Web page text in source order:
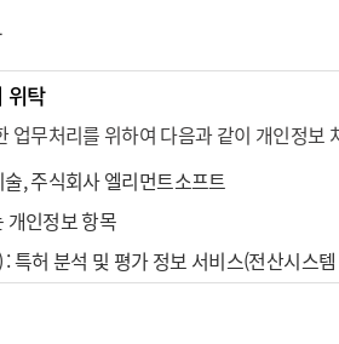
용자와 별도 계약을 맺을 수 있으며, 본 약
립)
용계약 내용에 대한 동의와 이용신청에
요금이 진흥회에 결제 완료된 시점으로 한
이용기간(공공기록물 관리에 관한 법률
원가입 탈퇴를 신청한 경우에 한하여 지
용기간 : 준영구
요한 최소한의 정보 외의 개인정보 수집
이용기간
원가입 탈퇴를 신청한 경우에 한하여 지체
용기간 : 준영구
가입 탈퇴 신청 접수 시 즉시 파기
수집 및 이용목적에 대하여 동의를 거부
습니다.
위탁
업무처리를 위하여 다음과 같이 개인정보
, 주식회사 엘리먼트소프트
개인정보 항목
특허 분석 및 평가 정보 서비스(전산시스
계약 종료 시까지